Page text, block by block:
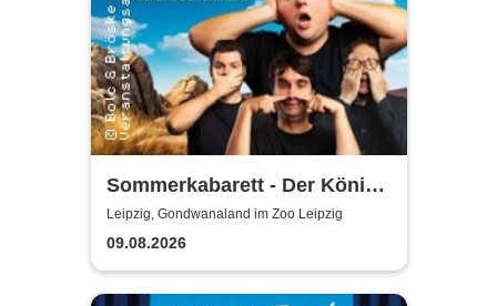
Sommerkabarett - Der König
der Blöden 2 | Central
Kabarett Leipzig
Leipzig, Gondwanaland im Zoo Leipzig
09.08.2026